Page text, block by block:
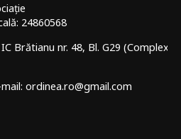
24860568
Brătianu nr. 48, Bl. G29 (Complex
mail: ordinea.ro@gmail.com